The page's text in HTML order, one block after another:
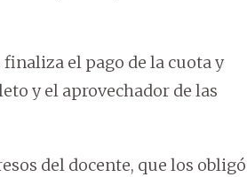
el pago de la cuota y
y el aprovechador de las
del docente, que los obligó